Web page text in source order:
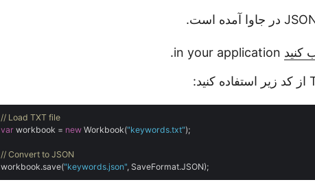
// Load TXT file
var workbook = new Workbook("keywords.txt");
// Convert to JSON
workbook.save("keywords.json"